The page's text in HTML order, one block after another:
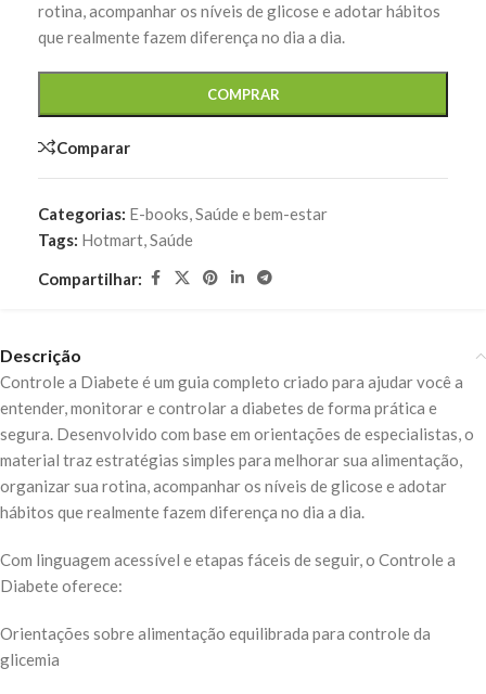
rotina, acompanhar os níveis de glicose e adotar hábitos
que realmente fazem diferença no dia a dia.
COMPRAR
Comparar
Categorias: E-books,Saúde e bem-estar
Tags: Hotmart,Saúde
Compartilhar:
Descrição
Controle a Diabete é um guia completo criado para ajudar você a
entender, monitorar e controlar a diabetes de forma prática e
segura. Desenvolvido com base em orientações de especialistas, o
material traz estratégias simples para melhorar sua alimentação,
organizar sua rotina, acompanhar os níveis de glicose e adotar
hábitos que realmente fazem diferença no dia a dia.
Com linguagem acessível e etapas fáceis de seguir, o Controle a
Diabete oferece:
Orientações sobre alimentação equilibrada para controle da
glicemia